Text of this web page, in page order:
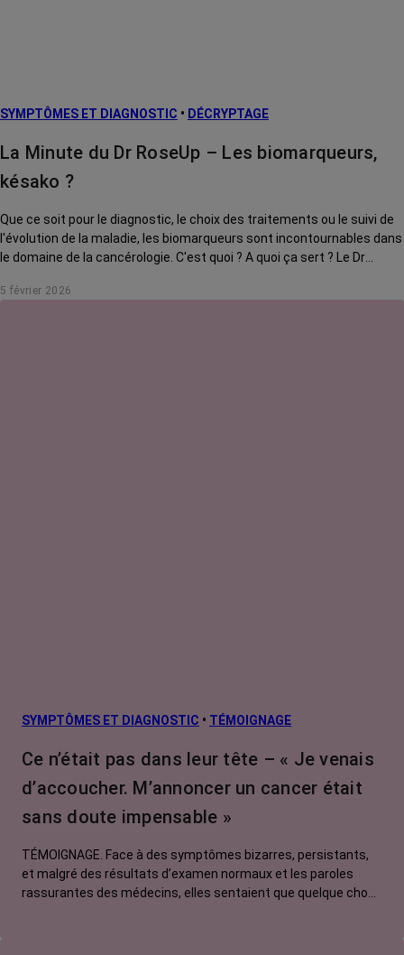
SYMPTÔMES ET DIAGNOSTIC • DÉCRYPTAGE
La Minute du Dr RoseUp – Les biomarqueurs,
késako ?
Que ce soit pour le diagnostic, le choix des traitements ou le suivi de
l'évolution de la maladie, les biomarqueurs sont incontournables dans
le domaine de la cancérologie. C'est quoi ? A quoi ça sert ? Le Dr
5 février 2026
SYMPTÔMES ET DIAGNOSTIC • TÉMOIGNAGE
Ce n’était pas dans leur tête – « Je venais
d’accoucher. M’annoncer un cancer était
sans doute impensable »
TÉMOIGNAGE. Face à des symptômes bizarres, persistants,
et malgré des résultats d’examen normaux et les paroles
rassurantes des médecins, elles sentaient que quelque chose